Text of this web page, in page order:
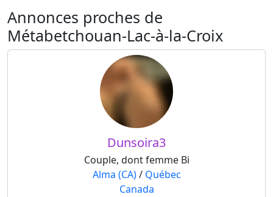
Annonces proches de
Métabetchouan-Lac-à-la-Croix
Dunsoira3
Couple, dont femme Bi
Alma (CA)/ Québec
Canada